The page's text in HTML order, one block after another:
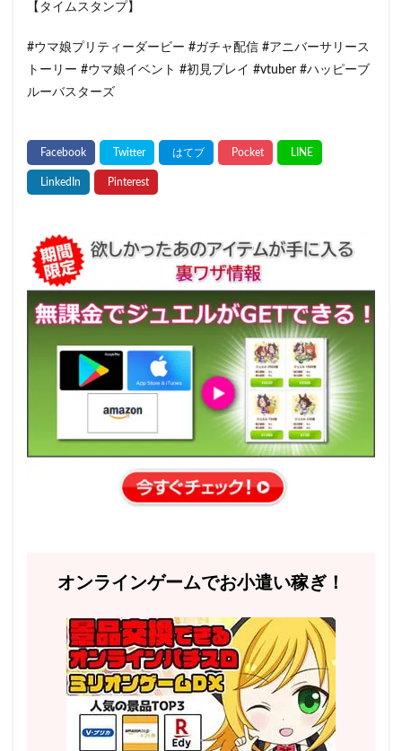
【タイムスタンプ】
#ウマ娘プリティーダービー #ガチャ配信 #アニバーサリース
トーリー #ウマ娘イベント #初見プレイ #vtuber #ハッピーブ
ルーバスターズ
オンラインゲームでお小遣い稼ぎ！